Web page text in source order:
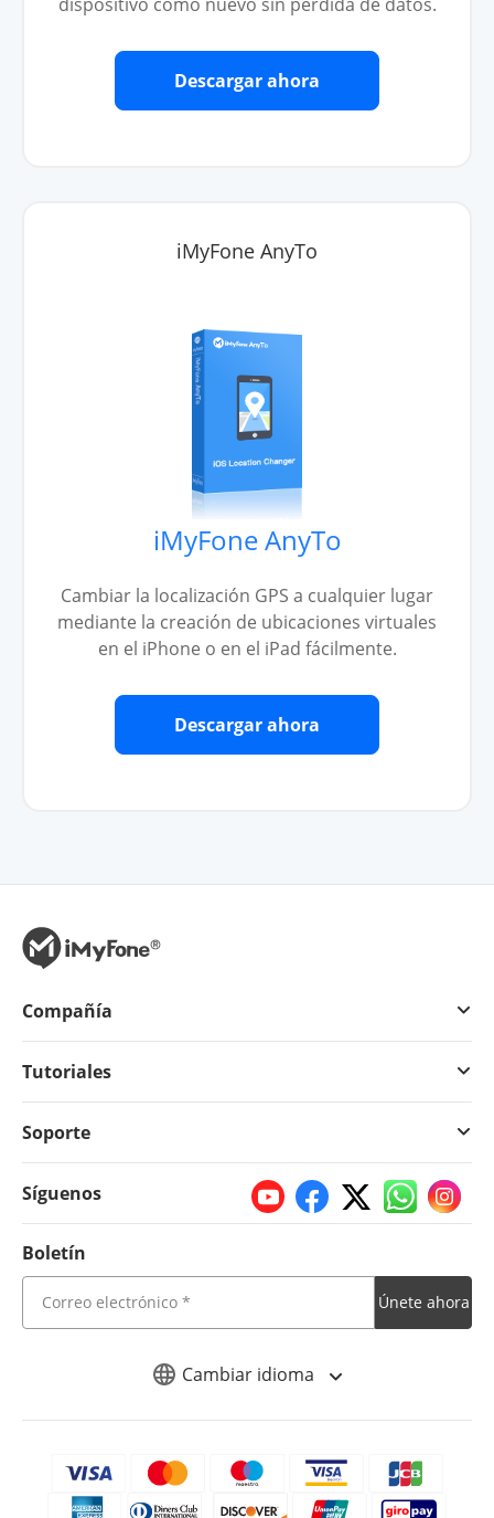
Descargar ahora
iMyFone AnyTo
iMyFone AnyTo
Cambiar la localización GPS a cualquier lugar
mediante la creación de ubicaciones virtuales
en el iPhone o en el iPad fácilmente.
Descargar ahora
Cambiar idioma
Compañía
Tutoriales
Soporte
Síguenos
Boletín
Únete ahora